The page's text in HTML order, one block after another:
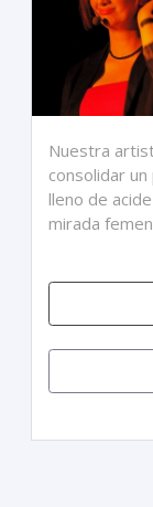
Nuestra
consolidar
lleno de
mirada